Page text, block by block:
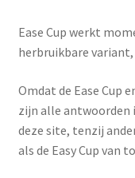
Ease Cup werkt
herbruikbare variant,
Omdat de Ease Cup
zijn alle antwoorden
deze site, tenzij
als de Easy Cup van